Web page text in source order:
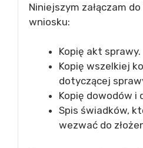
Niniejszym załączam
wniosku:
Kopię akt sprawy.
Kopię wszelkiej
dotyczącej
Kopię dowodów i
Spis świadków,
wezwać do